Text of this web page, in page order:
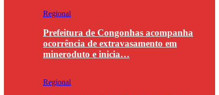
Regional
Prefeitura de Congonhas acompanha
ocorrência de extravasamento em
mineroduto e inicia…
Regional